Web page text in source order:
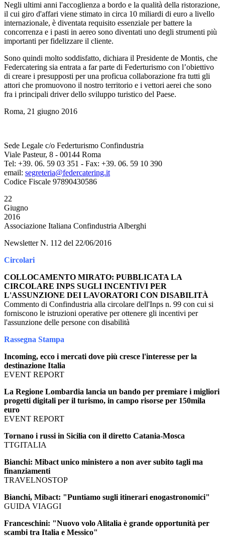
Negli ultimi anni l'accoglienza a bordo e la qualità della ristorazione,
il cui giro d'affari viene stimato in circa 10 miliardi di euro a livello
internazionale, è diventata requisito essenziale per battere la
concorrenza e i pasti in aereo sono diventati uno degli strumenti più
importanti per fidelizzare il cliente.
Sono quindi molto soddisfatto, dichiara il Presidente de Montis, che
Federcatering sia entrata a far parte di Federturismo con l’obiettivo
di creare i presupposti per una proficua collaborazione fra tutti gli
attori che promuovono il nostro territorio e i vettori aerei che sono
fra i principali driver dello sviluppo turistico del Paese.
Roma, 21 giugno 2016
Sede Legale c/o Federturismo Confindustria
Viale Pasteur, 8 - 00144 Roma
Tel: +39. 06. 59 03 351 - Fax: +39. 06. 59 10 390
email: segreteria@federcatering.it
Codice Fiscale 97890430586
22
Giugno
2016
Associazione Italiana Confindustria Alberghi
Newsletter N. 112 del 22/06/2016
Circolari
COLLOCAMENTO MIRATO: PUBBLICATA LA
CIRCOLARE INPS SUGLI INCENTIVI PER
L'ASSUNZIONE DEI LAVORATORI CON DISABILITÀ
Commento di Confindustria alla circolare dell'Inps n. 99 con cui si
forniscono le istruzioni operative per ottenere gli incentivi per
l'assunzione delle persone con disabilità
Rassegna Stampa
Incoming, ecco i mercati dove più cresce l'interesse per la
destinazione Italia
EVENT REPORT
La Regione Lombardia lancia un bando per premiare i migliori
progetti digitali per il turismo, in campo risorse per 150mila
euro
EVENT REPORT
Tornano i russi in Sicilia con il diretto Catania-Mosca
TTGITALIA
Bianchi: Mibact unico ministero a non aver subito tagli ma
finanziamenti
TRAVELNOSTOP
Bianchi, Mibact: "Puntiamo sugli itinerari enogastronomici"
GUIDA VIAGGI
Franceschini: "Nuovo volo Alitalia è grande opportunità per
scambi tra Italia e Messico"